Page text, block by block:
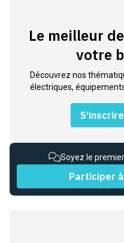
Le meilleur
votre
Découvrez nos
électriques,
Soyez le
Participer